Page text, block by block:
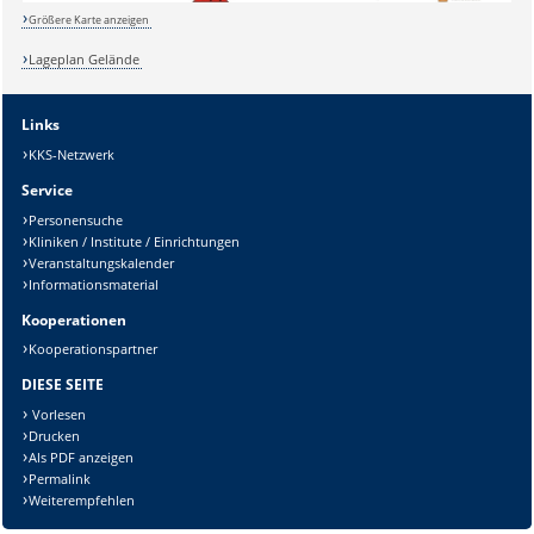
Sicherheitsabfrage:
Lösung:
Größere Karte anzeigen
Lageplan Gelände
Links
KKS-Netzwerk
Service
Personensuche
Kliniken / Institute / Einrichtungen
Veranstaltungskalender
Informationsmaterial
Kooperationen
Kooperationspartner
DIESE SEITE
Vorlesen
Drucken
Als PDF anzeigen
Permalink
Weiterempfehlen